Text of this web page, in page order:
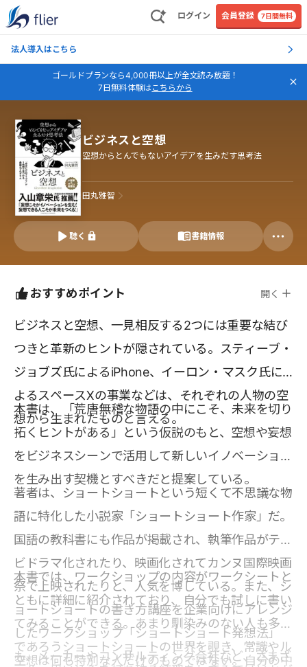
ログイン 会員登録 7日間無料
法人導入はこちら
ゴールドプランなら4,000冊以上が全文読み放題！
7日無料体験はこちらから
ビジネスと空想
空想からとんでもないアイデアを生みだす思考法
田丸雅智
聴く 書籍情報
おすすめポイント 開く
ビジネスと空想、一見相反する2つには重要な結び
つきと革新のヒントが隠されている。スティーブ・
ジョブズ氏によるiPhone、イーロン・マスク氏に
よるスペースⅩの事業などは、それぞれの人物の空
想から生まれたものと言える。
本書は、「荒唐無稽な物語の中にこそ、未来を切り
拓くヒントがある」という仮説のもと、空想や妄想
をビジネスシーンで活用して新しいイノベーション
を生み出す契機とすべきだと提案している。
著者は、ショートショートという短くて不思議な物
語に特化した小説家「ショートショート作家」だ。
国語の教科書にも作品が掲載され、執筆作品がテレ
ビドラマ化されたり、映画化されてカンヌ国際映画
祭で上映されたりと、人気を博している。また、シ
ョートショートの書き方講座を企業向けにアレンジ
したワークショップ「ショートショート発想法」
も、メーカーやコンサルティング会社など、さまざ
本書では、ワークショップの内容がワークシートと
ともに詳細に紹介されており、自分でも試しに書い
てみることができる。あまり馴染みのない人も多い
であろうショートショートの世界を覗き、常識やル
空想は何も特別な人だけのものではない。自分の中